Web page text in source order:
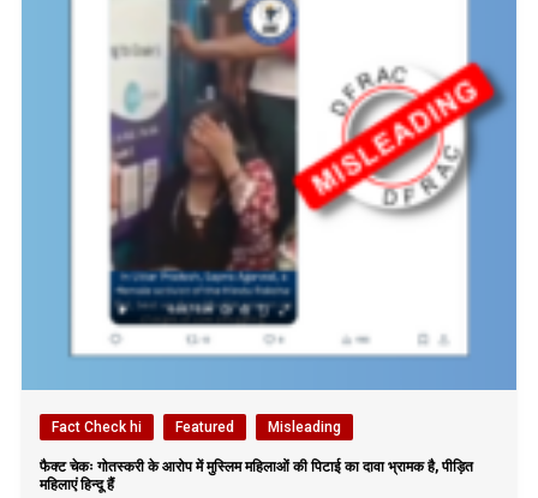
Fact Check hi Featured Misleading
फैक्ट चेकः गोतस्करी के आरोप में मुस्लिम महिलाओं की पिटाई का दावा भ्रामक है, पीड़ित
महिलाएं हिन्दू हैं